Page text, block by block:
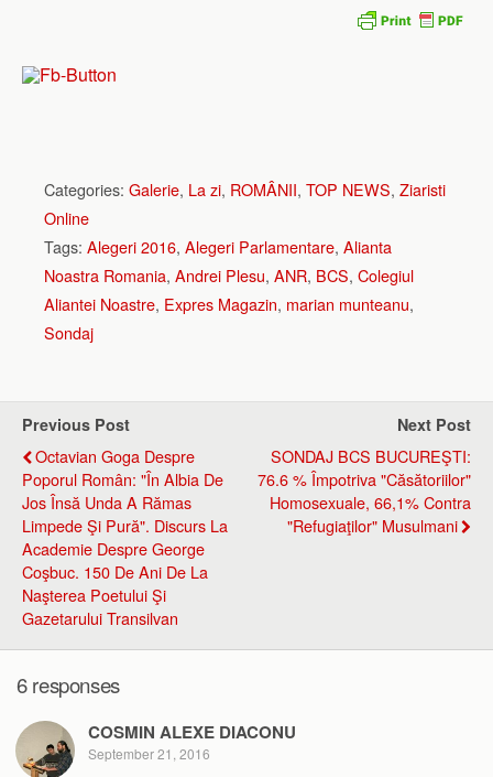
Categories: Galerie, La zi, ROMÂNII, TOP NEWS, Ziaristi
Online
Tags: Alegeri 2016, Alegeri Parlamentare, Alianta
Noastra Romania, Andrei Plesu, ANR, BCS, Colegiul
Aliantei Noastre, Expres Magazin, marian munteanu,
Sondaj
Previous Post
Octavian Goga Despre
Poporul Român: "În Albia De
Jos Însă Unda A Rămas
Limpede Şi Pură". Discurs La
Academie Despre George
Coşbuc. 150 De Ani De La
Naşterea Poetului Şi
Gazetarului Transilvan
Next Post
SONDAJ BCS BUCUREŞTI:
76.6 % Împotriva "căsătoriilor"
Homosexuale, 66,1% Contra
"refugiaţilor" Musulmani
6 responses
COSMIN ALEXE DIACONU
September 21, 2016